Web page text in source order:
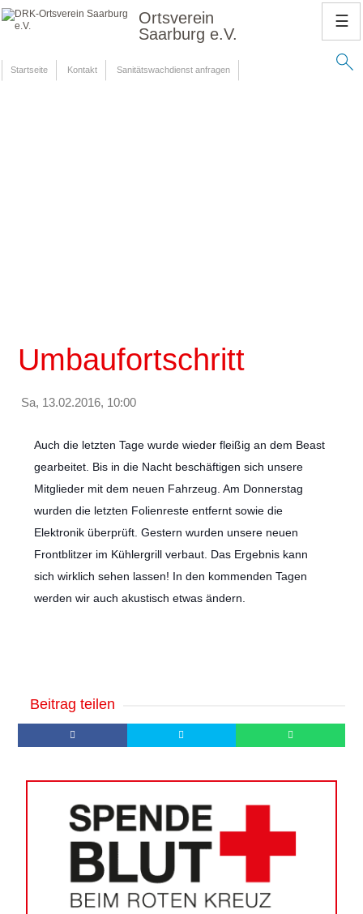
Ortsverein
Saarburg e.V.
Startseite Kontakt Sanitätswachdienst anfragen
☰
Umbaufortschritt
Sa, 13.02.2016, 10:00
Auch die letzten Tage wurde wieder fleißig an dem Beast
gearbeitet. Bis in die Nacht beschäftigen sich unsere
Mitglieder mit dem neuen Fahrzeug. Am Donnerstag
wurden die letzten Folienreste entfernt sowie die
Elektronik überprüft. Gestern wurden unsere neuen
Frontblitzer im Kühlergrill verbaut. Das Ergebnis kann
sich wirklich sehen lassen! In den kommenden Tagen
werden wir auch akustisch etwas ändern.
Beitrag teilen